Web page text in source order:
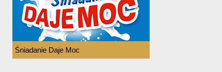
Śniadanie Daje Moc